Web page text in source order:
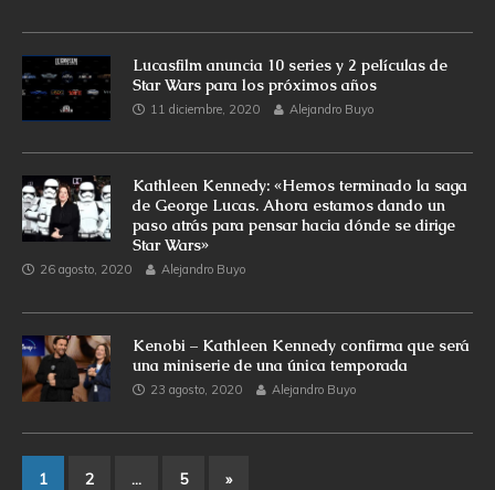
Lucasfilm anuncia 10 series y 2 películas de
Star Wars para los próximos años
11 diciembre, 2020 Alejandro Buyo
Kathleen Kennedy: «Hemos terminado la saga
de George Lucas. Ahora estamos dando un
paso atrás para pensar hacia dónde se dirige
Star Wars»
26 agosto, 2020 Alejandro Buyo
Kenobi – Kathleen Kennedy confirma que será
una miniserie de una única temporada
23 agosto, 2020 Alejandro Buyo
1 2 … 5 »